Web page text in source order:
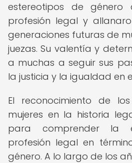
estereotipos de género
profesión legal y
generaciones futuras de
juezas. Su valentía y
a muchas a seguir sus
la justicia y la igualdad en
El reconocimiento de
mujeres en la historia
para comprender la
profesión legal en
género. A lo largo de los